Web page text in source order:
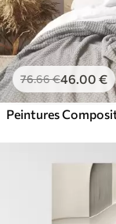
76.66€46.00 €